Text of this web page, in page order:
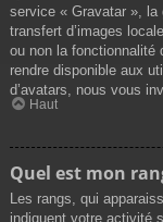
service « Gravatar », la
transfert d’images
ou non la fonctionnalité
rendre disponible aux
d’avatars, nous vous
Haut
Quel est mon
Les rangs, qui
indiquent votre activité